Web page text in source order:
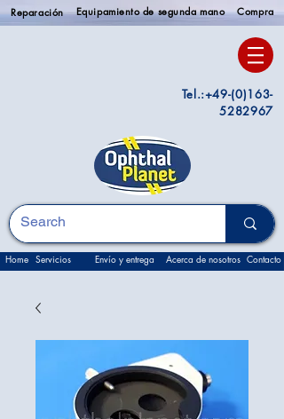
Reparación Equipamiento de segunda mano Compra
Tel.:+49-(0)163-
5282967
Home Servicios Envío y entrega Acerca de nosotros Contacto